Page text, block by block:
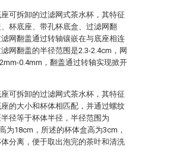
可拆卸的过滤网式茶水杯，其特征
杯底座、带孔杯底盒、过滤网翻
网翻盖通过转轴镶嵌在与底座相连
网翻盖的半径范围是2.3-2.4cm，网
0.4mm，翻盖通过转轴实现掀开
可拆卸的过滤网式茶水杯，其特征
的大小和杯体相匹配，并通过螺纹
径等于杯体半径，半径范围为
为18cm，所述的杯体盒高为3cm，
分离，便于取出泡完的茶叶和清洗